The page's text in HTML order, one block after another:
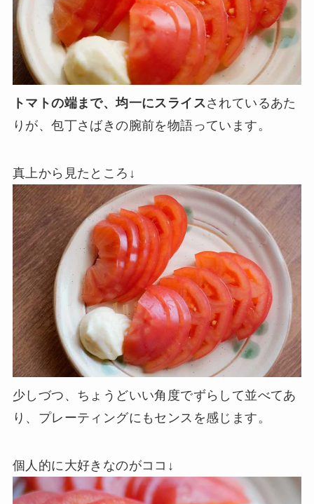
トマトの端まで、均一にスライスされているあた
りが、包丁さばきの腕前を物語っています。
真上から見たところ↓
少しづつ、ちょうどいい角度でずらして並べてあ
り、プレーティングにもセンスを感じます。
個人的に大好きなのがココ↓